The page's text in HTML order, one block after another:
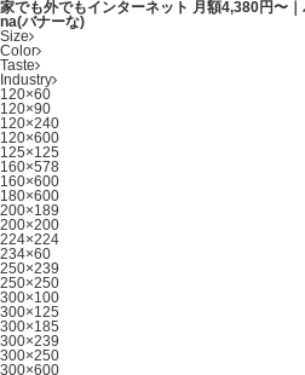
家でも外でもインターネット 月額4,380円〜
na(バナーな)
Size
Color
Taste
Industry
120×60
120×90
120×240
120×600
125×125
160×578
160×600
180×600
200×189
200×200
224×224
234×60
250×239
250×250
300×100
300×125
300×185
300×239
300×250
300×600